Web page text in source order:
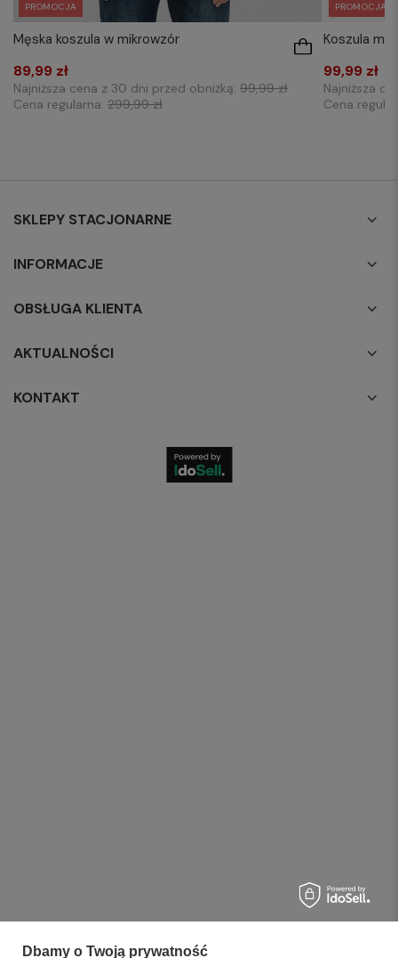
PROMOCJA
Męska koszula w mikrowzór
89,99 zł
Najniższa cena z 30 dni przed obniżką: 99,99 zł
Cena regularna: 299,99 zł
PROMOCJA
Koszula
99,99 zł
Najniższa
Cena
SKLEPY STACJONARNE
INFORMACJE
OBSŁUGA KLIENTA
AKTUALNOŚCI
KONTAKT
Dbamy o Twoją prywatność